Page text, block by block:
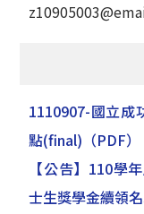
1110907-國立成
點(final) （PDF）
【公告】110學
士生獎學金續領